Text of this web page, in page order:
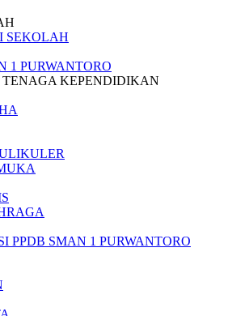
SEKOLAH
1 PURWANTORO
KEPENDIDIKAN
PPDB SMAN 1 PURWANTORO